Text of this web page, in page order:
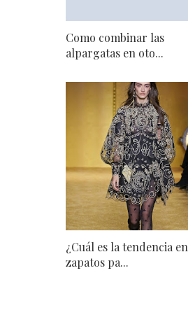
Como combinar las
alpargatas en oto...
¿Cuál es la tendencia en
zapatos pa...